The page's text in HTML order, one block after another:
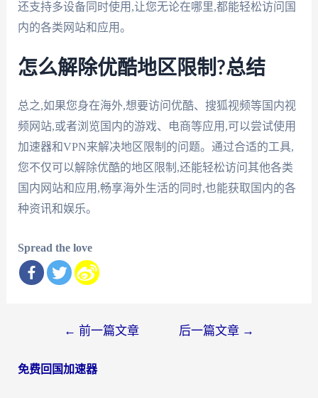
还支持多设备同时使用,让您无论在哪里,都能轻松访问国
内的各类网站和应用。
怎么解除优酷地区限制?总结
总之,如果您身在海外,想要访问优酷、搜狐视频等国内视
频网站,或者浏览国内的游戏、电商等应用,可以尝试使用
加速器和VPN来解决地区限制的问题。通过合适的工具,
您不仅可以解除优酷的地区限制,还能轻松访问其他各类
国内网站和应用,畅享海外生活的同时,也能获取国内的各
种资讯和娱乐。
Spread the love
导
← 前一篇文章 后一篇文章 →
免费回国加速器